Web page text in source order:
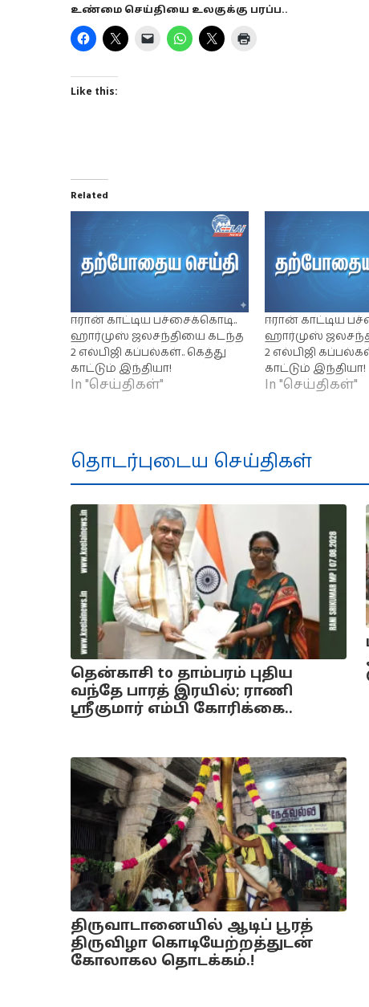
உண்மை செய்தியை உலகுக்கு பரப்ப..
Like this:
Related
ஈரான் காட்டிய பச்சைக்கொடி..
ஹார்முஸ் ஜலசந்தியை கடந்த
2 எல்பிஜி கப்பல்கள்.. கெத்து
காட்டும் இந்தியா!
In "செய்திகள்"
ஈரான் காட்டிய
ஹார்முஸ்
2 எல்பிஜி
காட்டும் இந்தியா!
In "செய்திகள்"
தொடர்புடைய செய்திகள்
தென்காசி to தாம்பரம் புதிய
வந்தே பாரத் இரயில்; ராணி
ஸ்ரீகுமார் எம்பி கோரிக்கை..
திருவாடானையில் ஆடிப் பூரத்
திருவிழா கொடியேற்றத்துடன்
கோலாகல தொடக்கம்.!